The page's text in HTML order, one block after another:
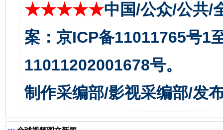
★★★★★中国/公众/公共/
案：京ICP备11011765号1
11011202001678号。
制作采编部/影视采编部/发
揭开“小金库”的免责幌子